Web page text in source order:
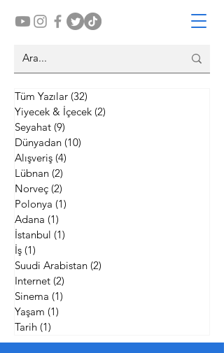
Tüm Yazılar (32)
Yiyecek & İçecek (2)
Seyahat (9)
Dünyadan (10)
Alışveriş (4)
Lübnan (2)
Norveç (2)
Polonya (1)
Adana (1)
İstanbul (1)
İş (1)
Suudi Arabistan (2)
Internet (2)
Sinema (1)
Yaşam (1)
Tarih (1)